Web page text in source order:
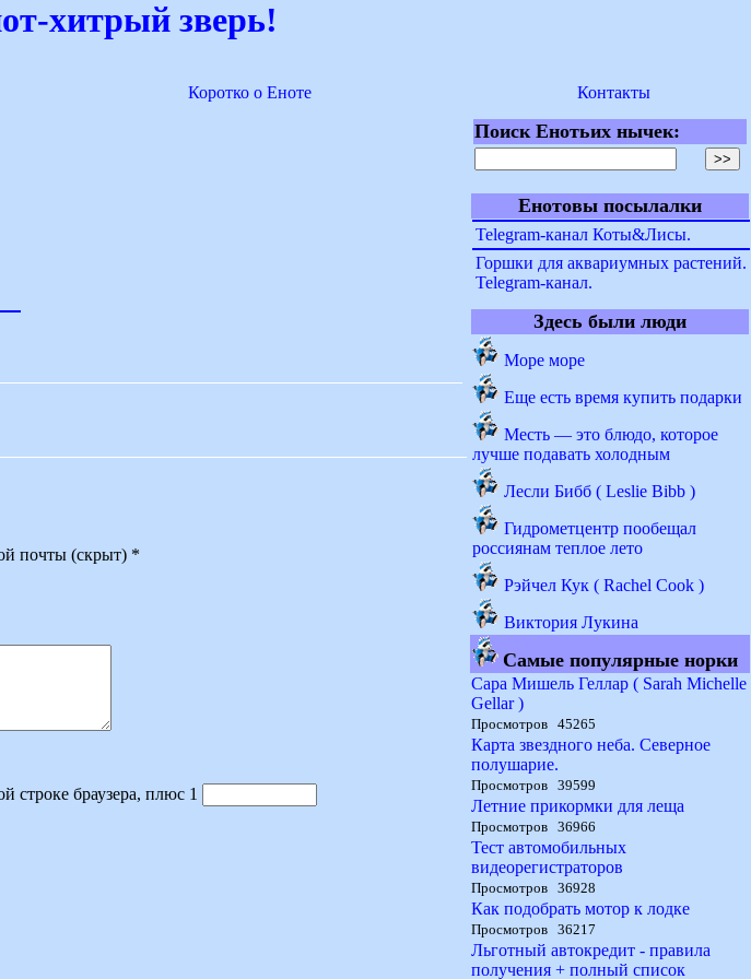
хитрый зверь!
Коротко о Еноте Контакты
почты (скрыт) *
строке браузера, плюс 1
Поиск Енотьих нычек:
Енотовы посылалки
Telegram-канал Коты&Лисы.
Горшки для аквариумных растений.
Telegram-канал.
Здесь были люди
Море море
Еще есть время купить подарки
Месть — это блюдо, которое
лучше подавать холодным
Лесли Бибб ( Leslie Bibb )
Гидрометцентр пообещал
россиянам теплое лето
Рэйчел Кук ( Rachel Cook )
Виктория Лукина
Самые популярные норки
Сара Мишель Геллар ( Sarah Michelle
Gellar )
Просмотров 45265
Карта звездного неба. Северное
полушарие.
Просмотров 39599
Летние прикормки для леща
Просмотров 36966
Тест автомобильных
видеорегистраторов
Просмотров 36928
Как подобрать мотор к лодке
Просмотров 36217
Льготный автокредит - правила
получения + полный список